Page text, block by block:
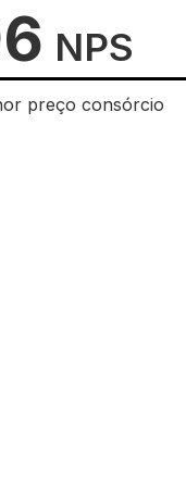
NPS
preço consórcio